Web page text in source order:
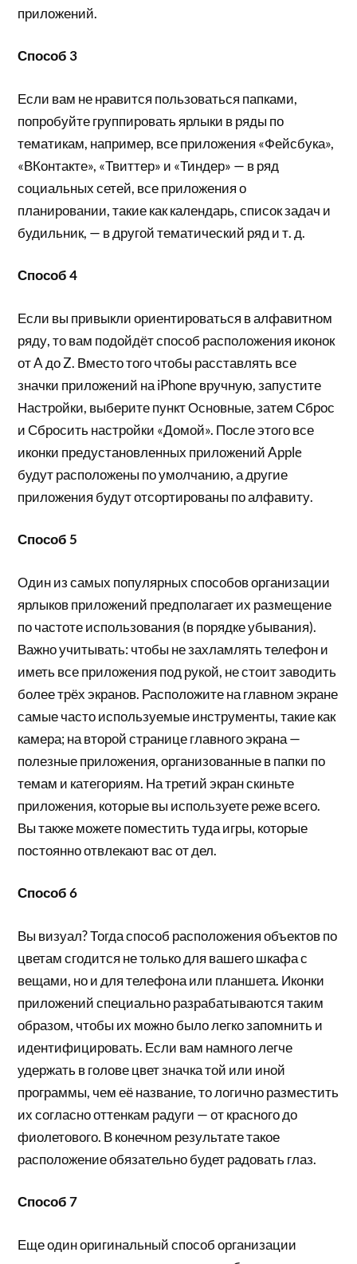
приложений.
Способ 3
Если вам не нравится пользоваться папками,
попробуйте группировать ярлыки в ряды по
тематикам, например, все приложения «Фейсбука»,
«ВКонтакте», «Твиттер» и «Тиндер» — в ряд
социальных сетей, все приложения о
планировании, такие как календарь, список задач и
будильник, — в другой тематический ряд и т. д.
Способ 4
Если вы привыкли ориентироваться в алфавитном
ряду, то вам подойдёт способ расположения иконок
от A до Z. Вместо того чтобы расставлять все
значки приложений на iPhone вручную, запустите
Настройки, выберите пункт Основные, затем Сброс
и Сбросить настройки «Домой». После этого все
иконки предустановленных приложений Apple
будут расположены по умолчанию, а другие
приложения будут отсортированы по алфавиту.
Способ 5
Один из самых популярных способов организации
ярлыков приложений предполагает их размещение
по частоте использования (в порядке убывания).
Важно учитывать: чтобы не захламлять телефон и
иметь все приложения под рукой, не стоит заводить
более трёх экранов. Расположите на главном экране
самые часто используемые инструменты, такие как
камера; на второй странице главного экрана —
полезные приложения, организованные в папки по
темам и категориям. На третий экран скиньте
приложения, которые вы используете реже всего.
Вы также можете поместить туда игры, которые
постоянно отвлекают вас от дел.
Способ 6
Вы визуал? Тогда способ расположения объектов по
цветам сгодится не только для вашего шкафа с
вещами, но и для телефона или планшета. Иконки
приложений специально разрабатываются таким
образом, чтобы их можно было легко запомнить и
идентифицировать. Если вам намного легче
удержать в голове цвет значка той или иной
программы, чем её название, то логично разместить
их согласно оттенкам радуги — от красного до
фиолетового. В конечном результате такое
расположение обязательно будет радовать глаз.
Способ 7
Еще один оригинальный способ организации